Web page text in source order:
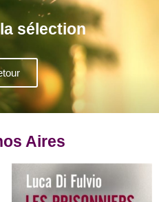
sélection
Aires